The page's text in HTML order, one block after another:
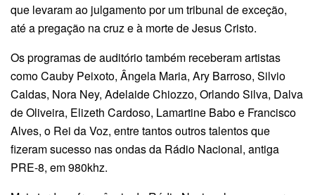
que levaram ao julgamento por um tribunal de exceção,
até a pregação na cruz e à morte de Jesus Cristo.
Os programas de auditório também receberam artistas
como Cauby Peixoto, Ângela Maria, Ary Barroso, Silvio
Caldas, Nora Ney, Adelaide Chiozzo, Orlando Silva, Dalva
de Oliveira, Elizeth Cardoso, Lamartine Babo e Francisco
Alves, o Rei da Voz, entre tantos outros talentos que
fizeram sucesso nas ondas da Rádio Nacional, antiga
PRE-8, em 980khz.